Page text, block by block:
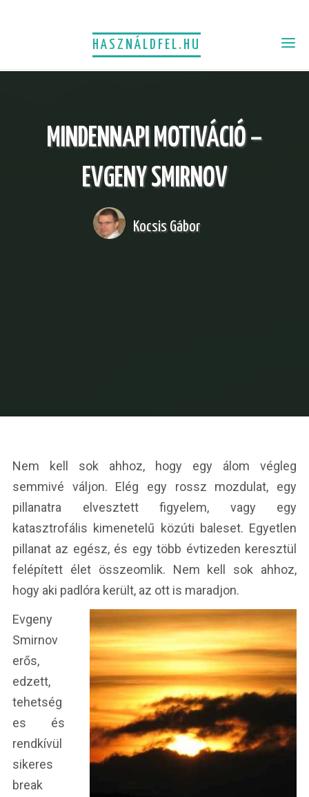
HASZNÁLDFEL.HU
MINDENNAPI MOTIVÁCIÓ –
EVGENY SMIRNOV
Kocsis Gábor
Nem kell sok ahhoz, hogy egy álom végleg
semmivé váljon. Elég egy rossz mozdulat, egy
pillanatra elvesztett figyelem, vagy egy
katasztrofális kimenetelű közúti baleset. Egyetlen
pillanat az egész, és egy több évtizeden keresztül
felépített élet összeomlik. Nem kell sok ahhoz,
hogy aki padlóra került, az ott is maradjon.
Evgeny
Smirnov
erős,
edzett,
tehetség
es és
rendkívül
sikeres
break